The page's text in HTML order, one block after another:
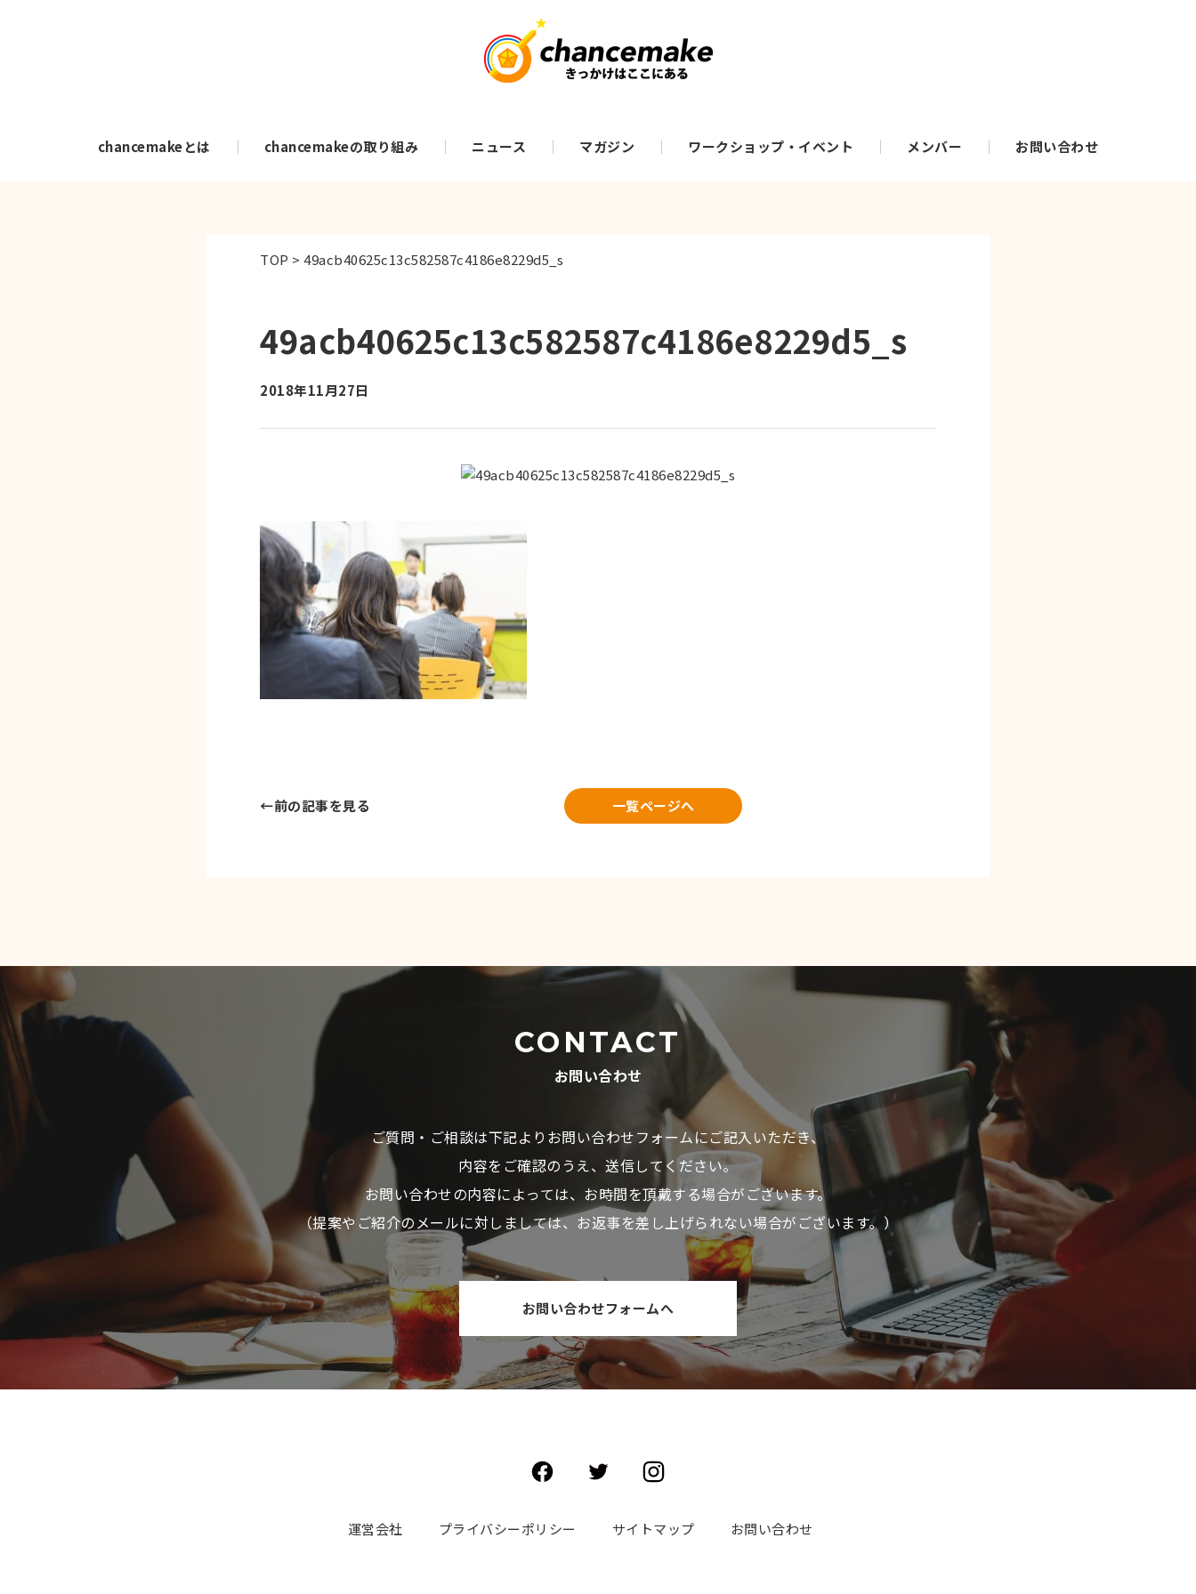
chancemakeとは chancemakeの取り組み ニュース マガジン ワークショップ・イベント メンバー お問い合わせ
TOP >49acb40625c13c582587c4186e8229d5_s
49acb40625c13c582587c4186e8229d5_s
2018年11月27日
←前の記事を見る 一覧ページへ
CONTACT
お問い合わせ
ご質問・ご相談は下記よりお問い合わせフォームにご記入いただき、
内容をご確認のうえ、送信してください。
お問い合わせの内容によっては、お時間を頂戴する場合がございます。
（提案やご紹介のメールに対しましては、お返事を差し上げられない場合がございます。）
お問い合わせフォームへ
運営会社 プライバシーポリシー サイトマップ お問い合わせ